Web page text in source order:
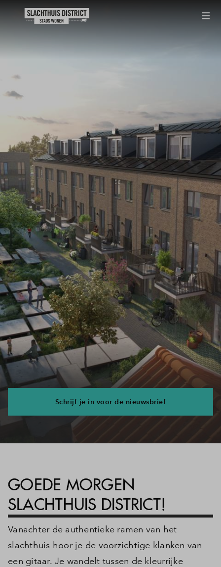
Schrijf je in voor de nieuwsbrief
GOEDE MORGEN
SLACHTHUIS DISTRICT!
Vanachter de authentieke ramen van het
slachthuis hoor je de voorzichtige klanken van
een gitaar. Je wandelt tussen de kleurrijke